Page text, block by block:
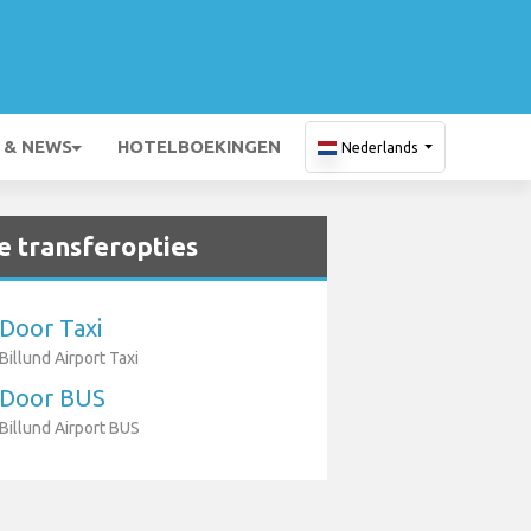
NEWS HOTELBOEKINGEN Nederlands
transferopties
Door Taxi
Billund Airport Taxi
Door BUS
Billund Airport BUS